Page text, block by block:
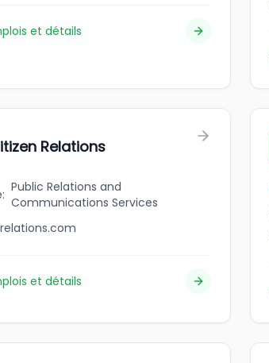
et détails
Relations
: Public Relations and
Communications Services
et détails